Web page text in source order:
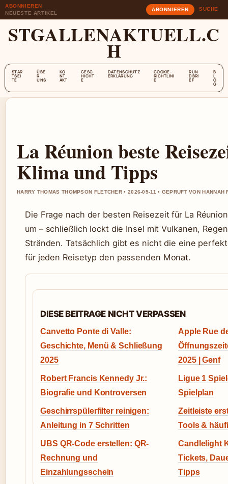
ABONNIEREN
NEUESTE ARTIKEL
ABONNIEREN SUCHE
STGALLENAKTUELL.C
H
STAR
TSEI
TE
ÜBE
R
UNS
KO
NT
AKT
GESC
HICHT
E
DATENSCHUTZ
ERKLÄRUNG
COOKIE-
RICHTLINI
E
RUN
DBRI
EF
B
L
O
G
La Réunion beste
Klima und Tipps
HARRY THOMAS THOMPSON FLETCHER • 2026-05-11 • GEPRUFT VON HANNAH
Die Frage nach der besten Reisezeit für La
um – schließlich lockt die Insel mit Vulkanen,
Stränden. Tatsächlich gibt es nicht die eine
für jeden Reisetyp den passenden Monat.
DIESE BEITRAGE NICHT VERPASSEN
Canvetto Ponte di Valle:
Geschichte, Menü & Schließung
2025
Apple Rue
2025 | Genf
Robert Francis Kennedy Jr.:
Biografie und Kontroversen
Ligue 1
Spielplan
Geschirrspülerfilter reinigen:
Anleitung in 7 Schritten
Zeitleiste
Tools &
UBS QR-Code erstellen: QR-
Rechnung und
Einzahlungsschein
Candlelight
Tickets,
Tipps